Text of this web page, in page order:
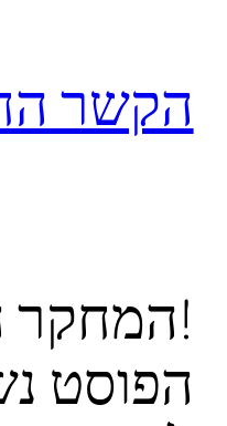
הקשר
!המחקר
הפוסט